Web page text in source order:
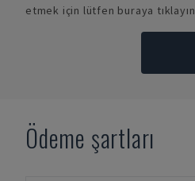
etmek için lütfen buraya tıklayın
Ödeme şartları